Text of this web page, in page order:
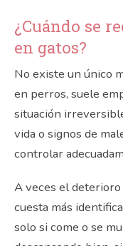
¿Cuándo se
en gatos?
No existe un único
en perros, suele
situación
vida o signos de
controlar
A veces el
cuesta más
solo si come o se